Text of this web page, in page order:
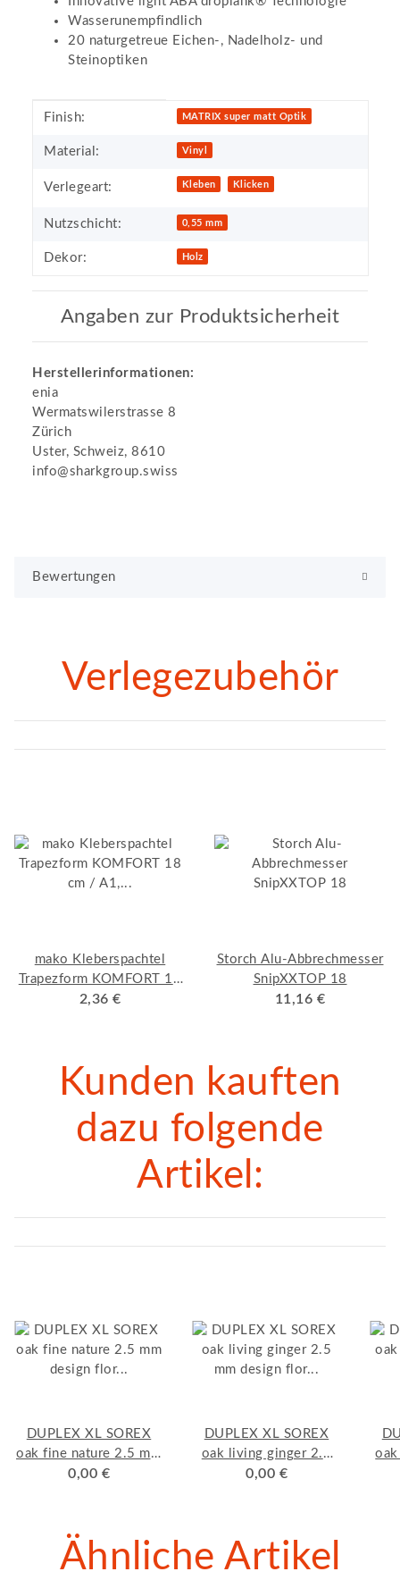
Wasserunempfindlich
20 naturgetreue Eichen-, Nadelholz- und
Steinoptiken
Produkteigenschaft
Wert
Finish: MATRIX super matt Optik
Material: Vinyl
Verlegeart: Kleben Klicken
Nutzschicht: 0,55 mm
Dekor: Holz
Angaben zur Produktsicherheit
Herstellerinformationen:
enia
Wermatswilerstrasse 8
Zürich
Uster, Schweiz, 8610
info@sharkgroup.swiss
Bewertungen
Verlegezubehör
mako Kleberspachtel
Trapezform KOMFORT 18
cm / A1, Qualitäts-
2,36 €
Storch Alu-Abbrechmesser
SnipXXTOP 18
11,16 €
Kunden kauften
dazu folgende
Artikel:
DUPLEX XL SOREX
oak fine nature 2.5 mm
design flor "kleben"
0,00 €
DUPLEX XL SOREX
oak living ginger 2.5
mm design flor
0,00 €
Ähnliche Artikel